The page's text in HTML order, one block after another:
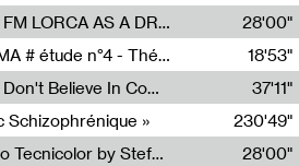
Radia Show #1099: TEA FM LORCA AS A DREAM
28'00"
Mimésis : MATERIA PRIMA # étude n°4 - Théâtre de l’Aquarium
Crisi
18'53"
Ok Deluxe (full album) - I Don't Believe In Computing
37'11"
Schizophrénique »
230'49"
Radia Show #1098: Radio Tecnicolor by Stefan Nussbaumer & Georg Zichy (Radio Orange 94.0)
28'00"